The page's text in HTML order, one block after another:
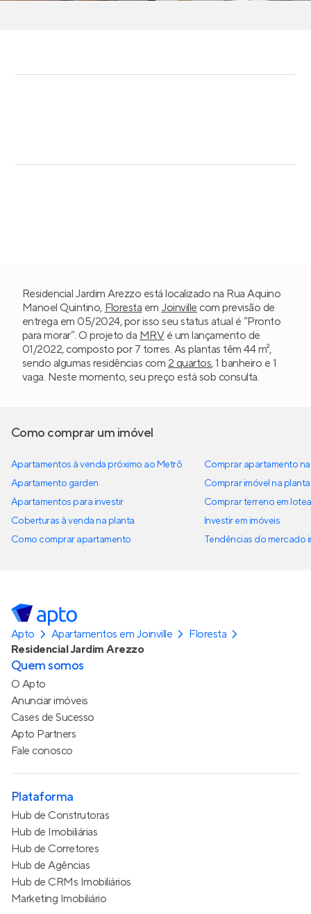
Residencial Jardim Arezzo está localizado na Rua Aquino
Manoel Quintino, Floresta em Joinville com previsão de
entrega em 05/2024, por isso seu status atual é “Pronto
para morar”. O projeto da MRVé um lançamento de
01/2022, composto por 7 torres. As plantas têm 44 m²,
sendo algumas residências com 2 quartos, 1 banheiro e 1
vaga. Neste momento, seu preço está sob consulta.
Como comprar um imóvel
Apartamentos à venda próximo ao Metrô
Apartamento garden
Apartamentos para investir
Coberturas à venda na planta
Como comprar apartamento
Comprar apartamento
Comprar imóvel na planta
Comprar terreno em
Investir em imóveis
Tendências do mercado
Apto Apartamentos em Joinville
Floresta
Residencial Jardim Arezzo
Quem somos
O Apto
Anunciar imóveis
Cases de Sucesso
Apto Partners
Fale conosco
Plataforma
Hub de Construtoras
Hub de Imobiliárias
Hub de Corretores
Hub de Agências
Hub de CRMs Imobiliários
Marketing Imobiliário